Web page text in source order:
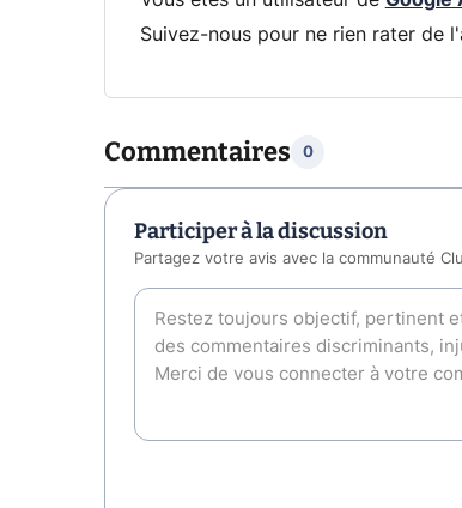
Suivez-nous pour ne rien rater de
Commentaires 0
Participer à la discussion
Partagez votre avis avec la communauté